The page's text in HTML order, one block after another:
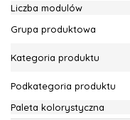
Liczba modulów
Grupa produktowa
Kategoria produktu
Podkategoria produktu
Paleta kolorystyczna